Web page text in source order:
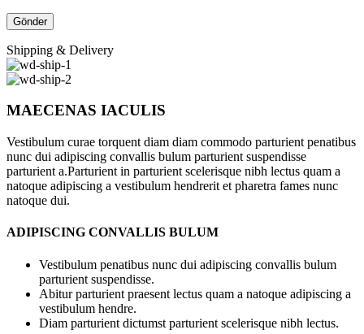
Shipping & Delivery
MAECENAS IACULIS
Vestibulum curae torquent diam diam commodo parturient penatibus
nunc dui adipiscing convallis bulum parturient suspendisse
parturient a.Parturient in parturient scelerisque nibh lectus quam a
natoque adipiscing a vestibulum hendrerit et pharetra fames nunc
natoque dui.
ADIPISCING CONVALLIS BULUM
Vestibulum penatibus nunc dui adipiscing convallis bulum
parturient suspendisse.
Abitur parturient praesent lectus quam a natoque adipiscing a
vestibulum hendre.
Diam parturient dictumst parturient scelerisque nibh lectus.